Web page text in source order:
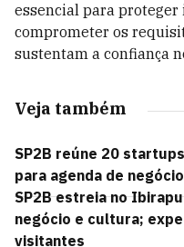
essencial para
comprometer os
sustentam a confiança
Veja também
SP2B reúne 20
para agenda de
SP2B estreia no
negócio e cultura;
visitantes